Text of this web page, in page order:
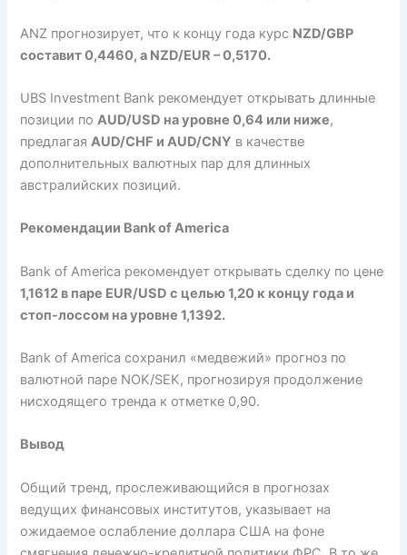
ANZ прогнозирует, что к концу года курс NZD/GBP
составит 0,4460, а NZD/EUR – 0,5170.
UBS Investment Bank рекомендует открывать длинные
позиции поAUD/USD на уровне 0,64 или ниже,
предлагаяAUD/CHF и AUD/CNY в качестве
дополнительных валютных пар для длинных
австралийских позиций.
Рекомендации Bank of America
Bank of America рекомендует открывать сделку по цене
1,1612 в паре EUR/USD с целью 1,20 к концу года и
стоп-лоссом на уровне 1,1392.
Bank of America сохранил «медвежий» прогноз по
валютной паре NOK/SEK, прогнозируя продолжение
нисходящего тренда к отметке 0,90.
Вывод
Общий тренд, прослеживающийся в прогнозах
ведущих финансовых институтов, указывает на
ожидаемое ослабление доллара США на фоне